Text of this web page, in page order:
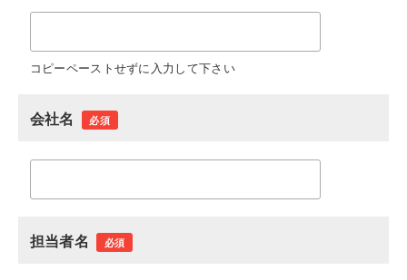
コピーペーストせずに入力して下さい
会社名 必須
担当者名 必須